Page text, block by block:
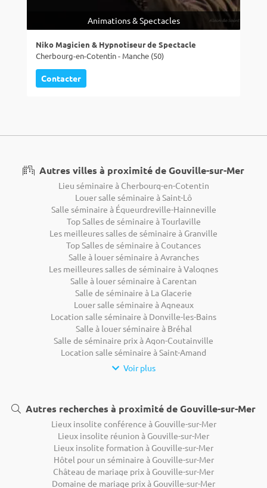
Animations & Spectacles
Niko Magicien & Hypnotiseur de Spectacle
Cherbourg-en-Cotentin - Manche (50)
Contacter
Autres villes à proximité de Gouville-sur-Mer
Lieu séminaire à Cherbourg-en-Cotentin
Louer salle séminaire à Saint-Lô
Salle séminaire à Équeurdreville-Hainneville
Top Salles de séminaire à Tourlaville
Les meilleures salles de séminaire à Granville
Top Salles de séminaire à Coutances
Salle à louer séminaire à Avranches
Les meilleures salles de séminaire à Valognes
Salle à louer séminaire à Carentan
Salle de séminaire à La Glacerie
Louer salle séminaire à Agneaux
Location salle séminaire à Donville-les-Bains
Salle à louer séminaire à Bréhal
Salle de séminaire prix à Agon-Coutainville
Location salle séminaire à Saint-Amand
Voir plus
Autres recherches à proximité de Gouville-sur-Mer
Lieux insolite conférence à Gouville-sur-Mer
Lieux insolite réunion à Gouville-sur-Mer
Lieux insolite formation à Gouville-sur-Mer
Hôtel pour un séminaire à Gouville-sur-Mer
Château de mariage prix à Gouville-sur-Mer
Domaine de mariage prix à Gouville-sur-Mer